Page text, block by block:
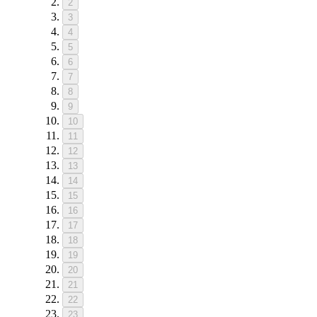
2
3
4
5
6
7
8
9
10
11
12
13
14
15
16
17
18
19
20
21
22
23